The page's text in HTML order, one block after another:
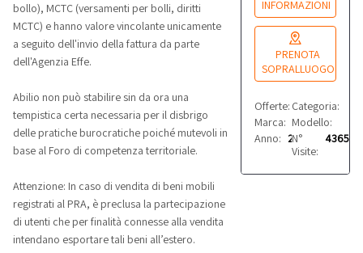
PRENOTA
SOPRALLUOGO
Marca: Opel
Modello:
Anno:
2019
N°
Visite:
4365
bollo), MCTC (versamenti per bolli, diritti
MCTC) e hanno valore vincolante unicamente
a seguito dell'invio della fattura da parte
dell'Agenzia Effe.
Abilio non può stabilire sin da ora una
tempistica certa necessaria per il disbrigo
delle pratiche burocratiche poiché mutevoli in
base al Foro di competenza territoriale.
Attenzione: In caso di vendita di beni mobili
registrati al PRA, è preclusa la partecipazione
di utenti che per finalità connesse alla vendita
intendano esportare tali beni all’estero.